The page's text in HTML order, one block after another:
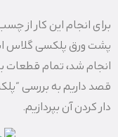
برای انجام این کار
پشت ورق پلکسی گلاس
انجام شد، تمام قطعات
قصد داریم به بررسی
دار کردن آن بپردازیم.